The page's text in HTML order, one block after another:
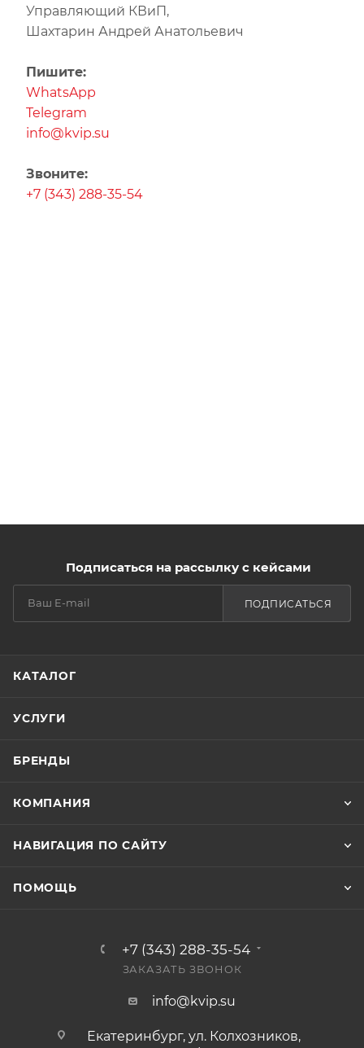
Управляющий КВиП,
Шахтарин Андрей Анатольевич
Пишите:
WhatsApp
Telegram
info@kvip.su
Звоните:
+7 (343) 288-35-54
Подписаться на рассылку с кейсами
ПОДПИСАТЬСЯ
КАТАЛОГ
УСЛУГИ
БРЕНДЫ
КОМПАНИЯ
НАВИГАЦИЯ ПО САЙТУ
ПОМОЩЬ
+7 (343) 288-35-54
ЗАКАЗАТЬ ЗВОНОК
info@kvip.su
Екатеринбург, ул. Колхозников,